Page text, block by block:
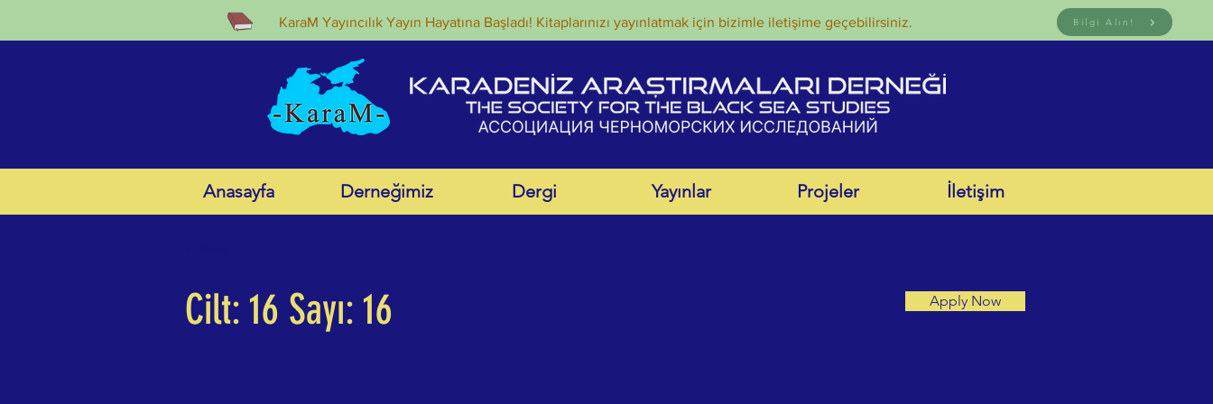
KaraM Yayıncılık Yayın Hayatına Başladı! Kitaplarınızı yayınlatmak için bizimle iletişime geçebilirsiniz. Bilgi Alın!
Anasayfa Derneğimiz Dergi Yayınlar Projeler İletişim
Cilt: 16 Sayı: 16 Apply Now